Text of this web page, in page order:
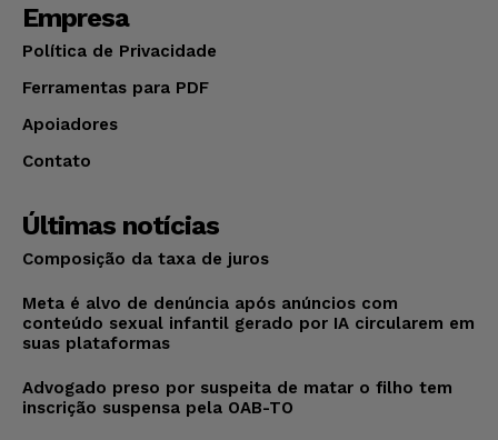
Empresa
Política de Privacidade
Ferramentas para PDF
Apoiadores
Contato
Últimas notícias
Composição da taxa de juros
Meta é alvo de denúncia após anúncios com
conteúdo sexual infantil gerado por IA circularem em
suas plataformas
Advogado preso por suspeita de matar o filho tem
inscrição suspensa pela OAB-TO